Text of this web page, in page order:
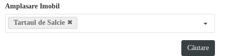
Amplasare Imobil
Tartaul de Salcie